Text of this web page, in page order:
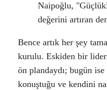
Naipoğlu,
değerini artıran
Bence artık her şey
kurulu. Eskiden bir
ön plandaydı; bugün
konuştuğu ve kendini